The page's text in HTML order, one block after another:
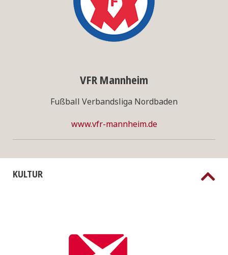
VFR Mannheim
Fußball Verbandsliga Nordbaden
www.vfr-mannheim.de
KULTUR